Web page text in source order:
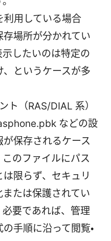
利用している場合
場所が分かれてい
したいのは特定の
というケースが多
ト（RAS/DIAL 系）
などの設
保存されるケース
のファイルにパス
限らず、セキュリ
たは保護されてい
要であれば、管理
手順に沿って閲覧・